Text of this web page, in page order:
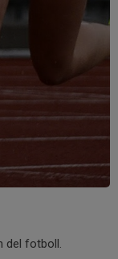
del fotboll.